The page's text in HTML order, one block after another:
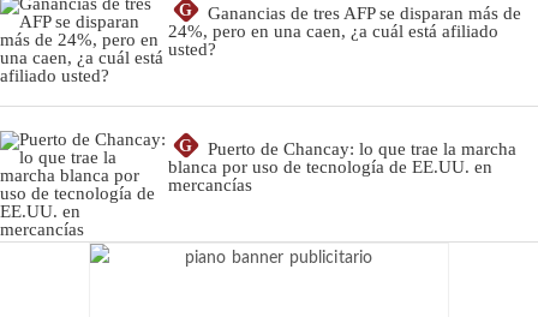
G
Ganancias de tres AFP se disparan más de
24%, pero en una caen, ¿a cuál está afiliado
usted?
G
Puerto de Chancay: lo que trae la marcha
blanca por uso de tecnología de EE.UU. en
mercancías